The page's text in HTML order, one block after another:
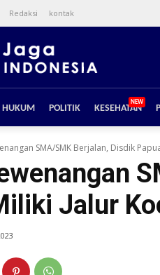
Redaksi kontak
HUKUM POLITIK KESEHATAN
NEW
SMA/SMK Berjalan, Disdik
Jalur